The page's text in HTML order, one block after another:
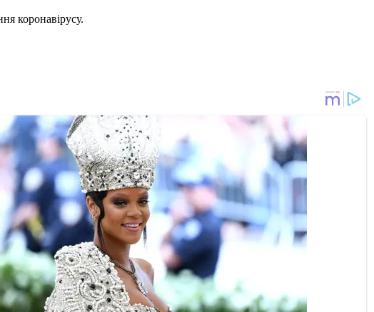
коронавірусу.